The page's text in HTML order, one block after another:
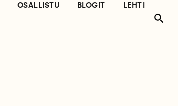
OSALLISTU BLOGIT
LEHTI